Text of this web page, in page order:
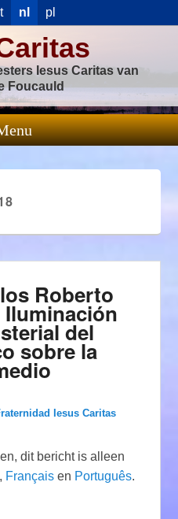
nl pl
Iesus Caritas van
Foucauld
Roberto
Iluminación
del
sobre la
Iesus Caritas
dit bericht is alleen
, Français en Português.